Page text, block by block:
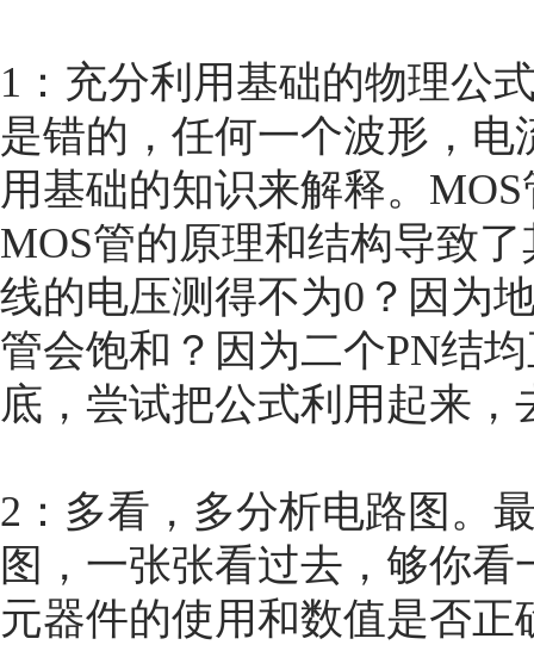
1：充分利用基础的物理公
是错的，任何一个波形，
用基础的知识来解释。
MOS管的原理和结构导致
线的电压测得不为0？因为
管会饱和？因为二个PN结
底，尝试把公式利用起来
2：多看，多分析电路图。
图，一张张看过去，够你
元器件的使用和数值是否